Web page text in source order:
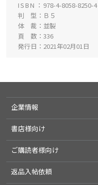
ISBN
978-4-8058-8250-4
判 型
Ｂ５
体 裁
並製
頁 数
336
発行日
2021年02月01日
企業情報
書店様向け
ご購読者様向け
返品入帖依頼